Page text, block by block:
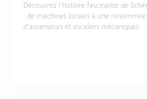
Découvrez l'histoire fascinante de
: de machines locales à une
d'ascenseurs et escaliers mécaniques